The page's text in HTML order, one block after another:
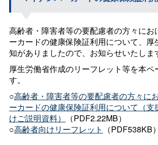
高齢者・障害者等の要配慮者の方々にお
ーカードの健康保険証利用について、厚
知がありましたので、お知らせいたしま
厚生労働省作成のリーフレット等を本ペ
す。
○高齢者・障害者等の要配慮者の方々に
ーカードの健康保険証利用について（支
けご説明資料）
（PDF2.22MB）
○高齢者向けリーフレット （PDF538KB）